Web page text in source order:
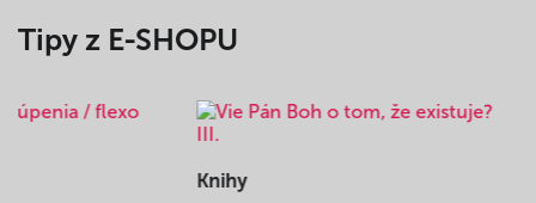
Tipy z E-SHOPU
Knihy